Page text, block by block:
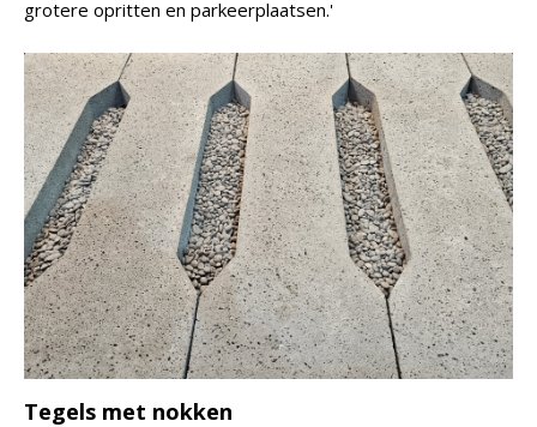
grotere opritten en parkeerplaatsen.'
Tegels met nokken